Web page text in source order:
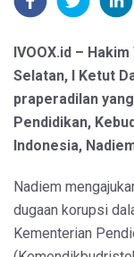
IVOOX.id –
Selatan, I Ketut
praperadilan
Pendidikan,
Indonesia,
Nadiem
dugaan korupsi
Kementerian